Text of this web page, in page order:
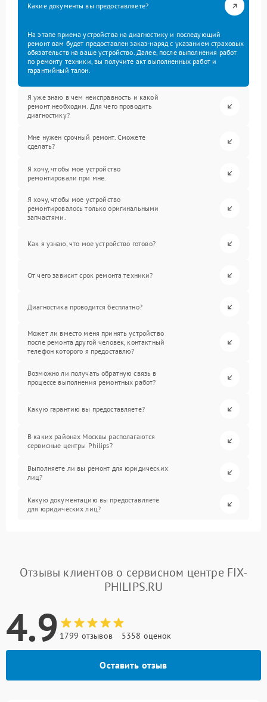
Какие документы вы предоставляете?
На этапе приема устройства на диагностику и последующий
ремонт вам будет предоставлен заказ-наряд с указанием страховых
обязательств на ваше устройство. Далее, после выполнения работ
по ремонту техники, вы получите акт выполненных работ и
гарантийный талон.
Я уже знаю в чем неисправность и какой
ремонт необходим. Для чего проводить
диагностику?
Мне нужен срочный ремонт. Сможете
сделать?
Я хочу, чтобы мое устройство
ремонтировали при мне.
Я хочу, чтобы мое устройство
ремонтировалось только оригинальными
запчастями.
Как я узнаю, что мое устройство готово?
От чего зависит срок ремонта техники?
Диагностика проводится бесплатно?
Может ли вместо меня принять устройство
после ремонта другой человек, контактный
телефон которого я предоставлю?
Возможно ли получать обратную связь в
процессе выполнения ремонтных работ?
Какую гарантию вы предоставляете?
В каких районах Москвы располагаются
сервисные центры Philips?
Выполняете ли вы ремонт для юридических
лиц?
Какую документацию вы предоставляете
для юридических лиц?
Отзывы клиентов о сервисном центре FIX-
PHILIPS.RU
4.9 1799 отзывов 5358 оценок
Оставить отзыв